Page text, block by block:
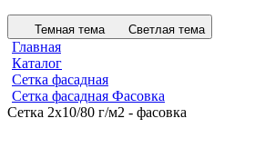
Темная тема Светлая тема
Главная
Каталог
Сетка фасадная
Сетка фасадная Фасовка
Сетка 2х10/80 г/м2 - фасовка